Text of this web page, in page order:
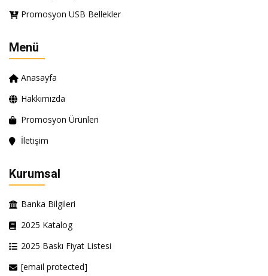
Promosyon USB Bellekler
Menü
Anasayfa
Hakkımızda
Promosyon Ürünleri
İletişim
Kurumsal
Banka Bilgileri
2025 Katalog
2025 Baskı Fiyat Listesi
[email protected]